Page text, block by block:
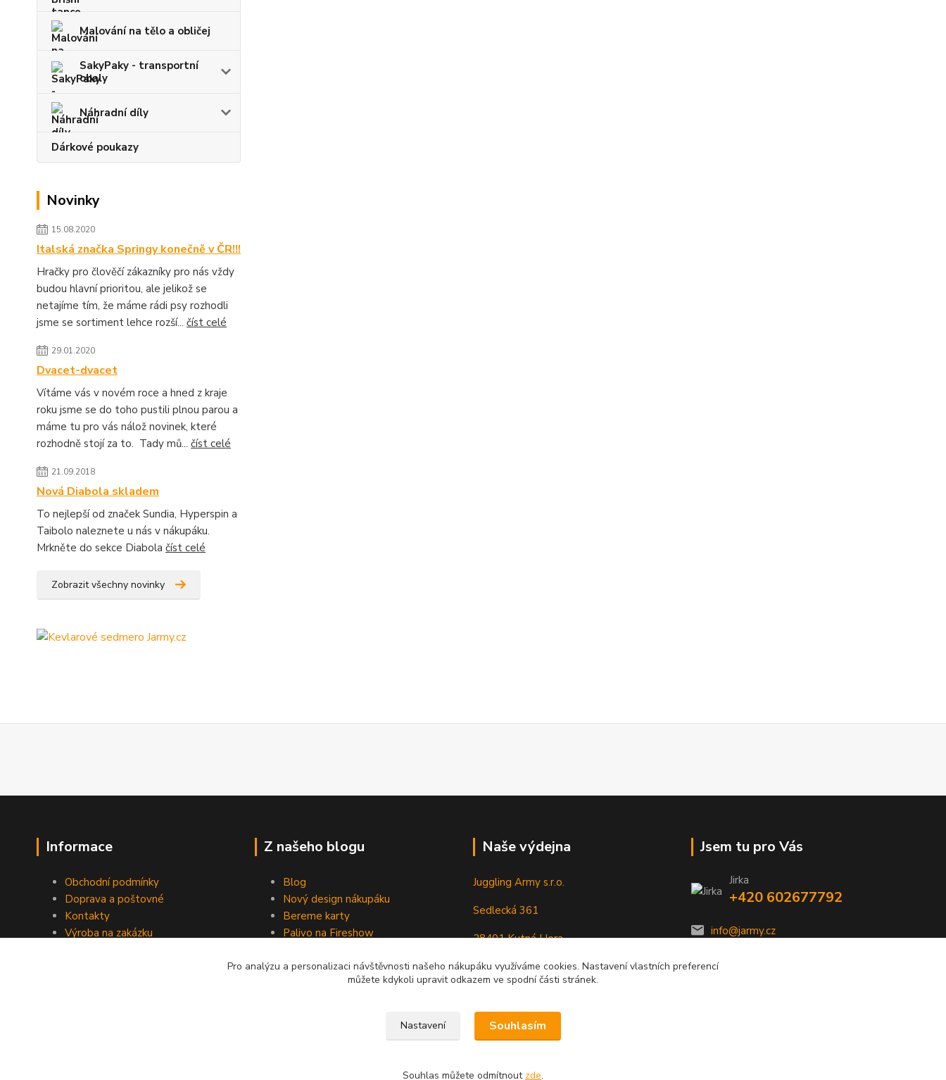
Malování na tělo a obličej
SakyPaky - transportní
obaly
Náhradní díly
Dárkové poukazy
Novinky
15.08.2020
Italská značka Springy konečně v ČR!!!
Hračky pro člověčí zákazníky pro nás vždy
budou hlavní prioritou, ale jelikož se
netajíme tím, že máme rádi psy rozhodli
jsme se sortiment lehce rozší... číst celé
29.01.2020
Dvacet-dvacet
Vítáme vás v novém roce a hned z kraje
roku jsme se do toho pustili plnou parou a
máme tu pro vás nálož novinek, které
rozhodně stojí za to. Tady mů... číst celé
21.09.2018
Nová Diabola skladem
To nejlepší od značek Sundia, Hyperspin a
Taibolo naleznete u nás v nákupáku.
Mrkněte do sekce Diabola číst celé
Zobrazit všechny novinky
Informace
Obchodní podmínky
Doprava a poštovné
Kontakty
Výroba na zakázku
Z našeho blogu
Blog
Nový design nákupáku
Bereme karty
Palivo na Fireshow
Naše výdejna
Juggling Army s.r.o.
Sedlecká 361
28401 Kutná Hora
Jsem tu pro Vás
Jirka
+420 602677792
info@jarmy.cz
Pro analýzu a personalizaci návštěvnosti našeho nákupáku využíváme cookies. Nastavení vlastních preferencí
můžete kdykoli upravit odkazem ve spodní části stránek.
Nastavení Souhlasím
Souhlas můžete odmítnout zde.